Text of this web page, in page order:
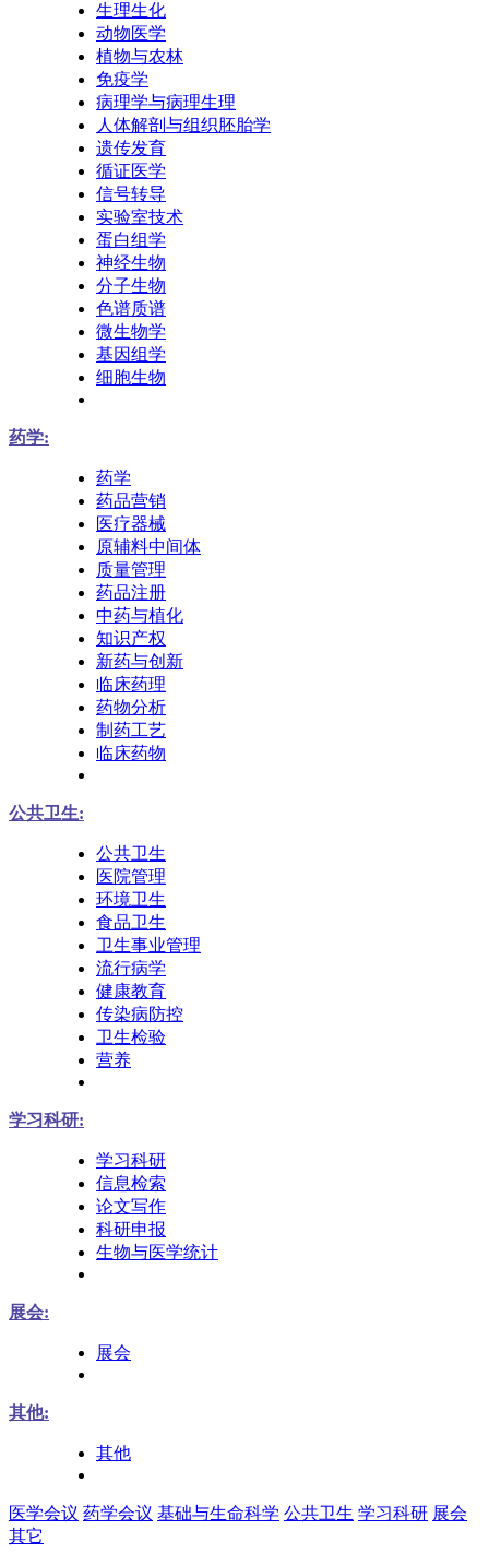
生理生化
动物医学
植物与农林
免疫学
病理学与病理生理
人体解剖与组织胚胎学
遗传发育
循证医学
信号转导
实验室技术
蛋白组学
神经生物
分子生物
色谱质谱
微生物学
基因组学
细胞生物
药学:
药学
药品营销
医疗器械
原辅料中间体
质量管理
药品注册
中药与植化
知识产权
新药与创新
临床药理
药物分析
制药工艺
临床药物
公共卫生:
公共卫生
医院管理
环境卫生
食品卫生
卫生事业管理
流行病学
健康教育
传染病防控
卫生检验
营养
学习科研:
学习科研
信息检索
论文写作
科研申报
生物与医学统计
展会:
展会
其他:
其他
医学会议 药学会议 基础与生命科学 公共卫生 学习科研 展会
其它